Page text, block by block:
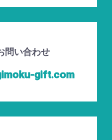
問い合わせ
gift.com